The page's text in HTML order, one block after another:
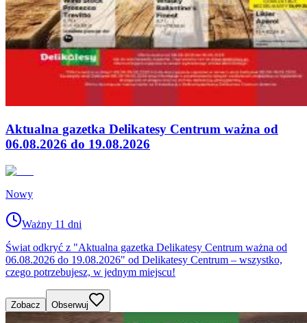
Aktualna gazetka Delikatesy Centrum ważna od
06.08.2026 do 19.08.2026
Nowy
Ważny 11 dni
Świat odkryć z "Aktualna gazetka Delikatesy Centrum ważna od
06.08.2026 do 19.08.2026" od Delikatesy Centrum – wszystko,
czego potrzebujesz, w jednym miejscu!
Zobacz Obserwuj